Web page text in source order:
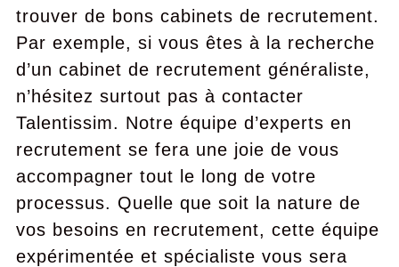
trouver de bons cabinets de recrutement.
Par exemple, si vous êtes à la recherche
d’un cabinet de recrutement généraliste,
n’hésitez surtout pas à contacter
Talentissim. Notre équipe d’experts en
recrutement se fera une joie de vous
accompagner tout le long de votre
processus. Quelle que soit la nature de
vos besoins en recrutement, cette équipe
expérimentée et spécialiste vous sera